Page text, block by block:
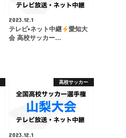
2023.12.1
テレビ•ネット中継
愛知大
会 高校サッカー…
高校サッカー
2023.12.1